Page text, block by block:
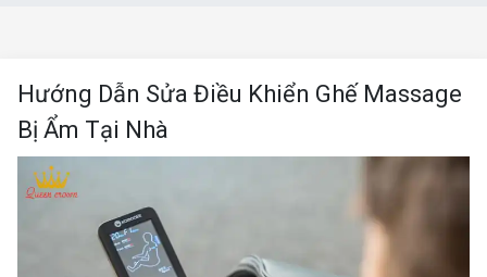
Hướng Dẫn Sửa Điều Khiển Ghế Massage
Bị Ẩm Tại Nhà